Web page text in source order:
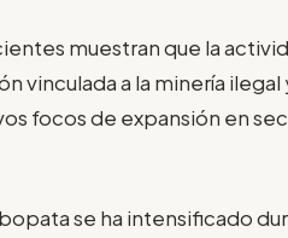
muestran que la
vinculada a la minería ilegal
focos de expansión en
se ha intensificado